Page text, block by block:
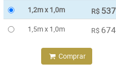
1,2m x 1,0m R$
1,5m x 1,0m R$
Comprar